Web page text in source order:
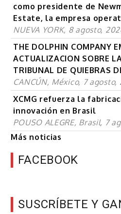
como presidente de
Estate, la empresa
NUEVA YORK, 8 agosto,
THE DOLPHIN COMPANY
ACTUALIZACION SOBRE
TRIBUNAL DE QUIEBRAS
CANCÚN, México, 7 agosto,
XCMG refuerza la
innovación en Brasil
POUSO ALEGRE, Brasil, 7
Más noticias
FACEBOOK
SUSCRÍBETE Y